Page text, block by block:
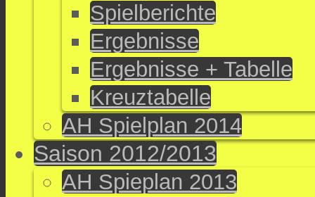
Spielberichte
Ergebnisse
Ergebnisse + Tabelle
Kreuztabelle
AH Spielplan 2014
Saison 2012/2013
AH Spieplan 2013